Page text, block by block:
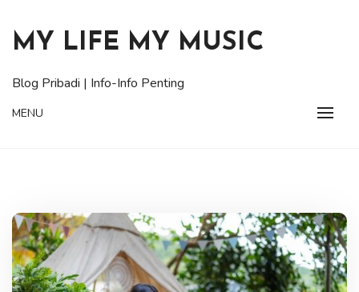
content
MY LIFE MY MUSIC
Blog Pribadi | Info-Info Penting
MENU